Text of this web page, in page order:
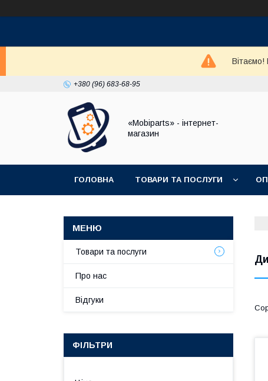
+380 (96) 683-68-95
«Mobiparts» - інтернет-
магазин
ГОЛОВНА ТОВАРИ ТА ПОСЛУГИ
Товари та послуги
Про нас
Відгуки
ФІЛЬТРИ